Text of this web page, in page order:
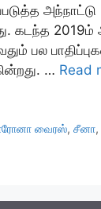
அந்நாட்டு
கடந்த
பல
… Read
வைரஸ்,சீனா